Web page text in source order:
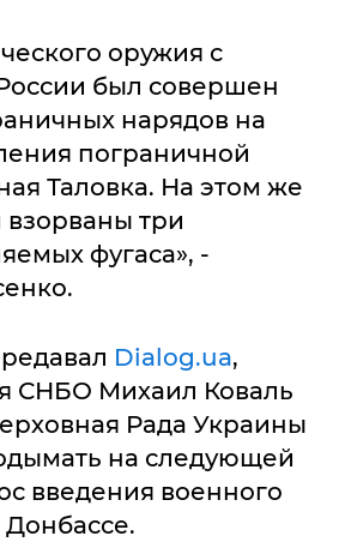
оружия с
был совершен
нарядов на
пограничной
Таловка. На этом же
взорваны три
фугаса», -
Dialog.ua,
СНБО Михаил Коваль
Рада Украины
на следующей
введения военного